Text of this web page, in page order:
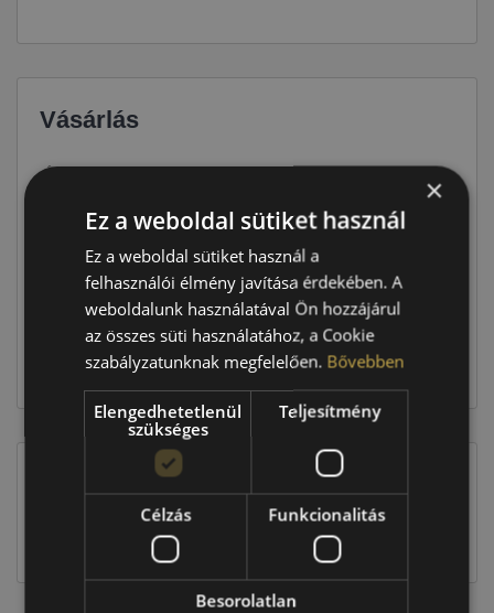
Vásárlás
Ár 102 290 Ft
Raktáron:
409 160 Ft
Kosárba
EU-s abroncscímke
×
Ez a weboldal sütiket használ
Ez a weboldal sütiket használ a
felhasználói élmény javítása érdekében. A
weboldalunk használatával Ön hozzájárul
az összes süti használatához, a Cookie
szabályzatunknak megfelelően. Bővebben
Elengedhetetlenül
szükséges
Teljesítmény
Célzás Funkcionalitás
Besorolatlan